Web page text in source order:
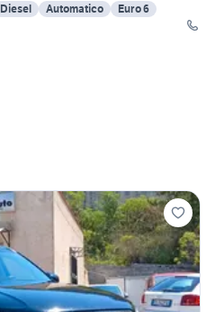
Diesel Automatico
Euro 6